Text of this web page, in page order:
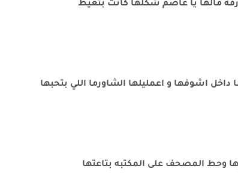
مالها يا عاصم شكلها كانت بتعيط
اشوفها و اعمليلها الشاورما اللي بتحبها
وحط المصحف على المكتبه بتاعتها